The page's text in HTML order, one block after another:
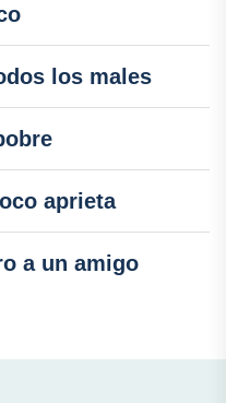
los males
aprieta
a un amigo